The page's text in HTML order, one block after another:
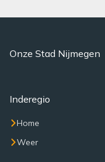
Onze Stad Nijmegen
Inderegio
Home
Weer